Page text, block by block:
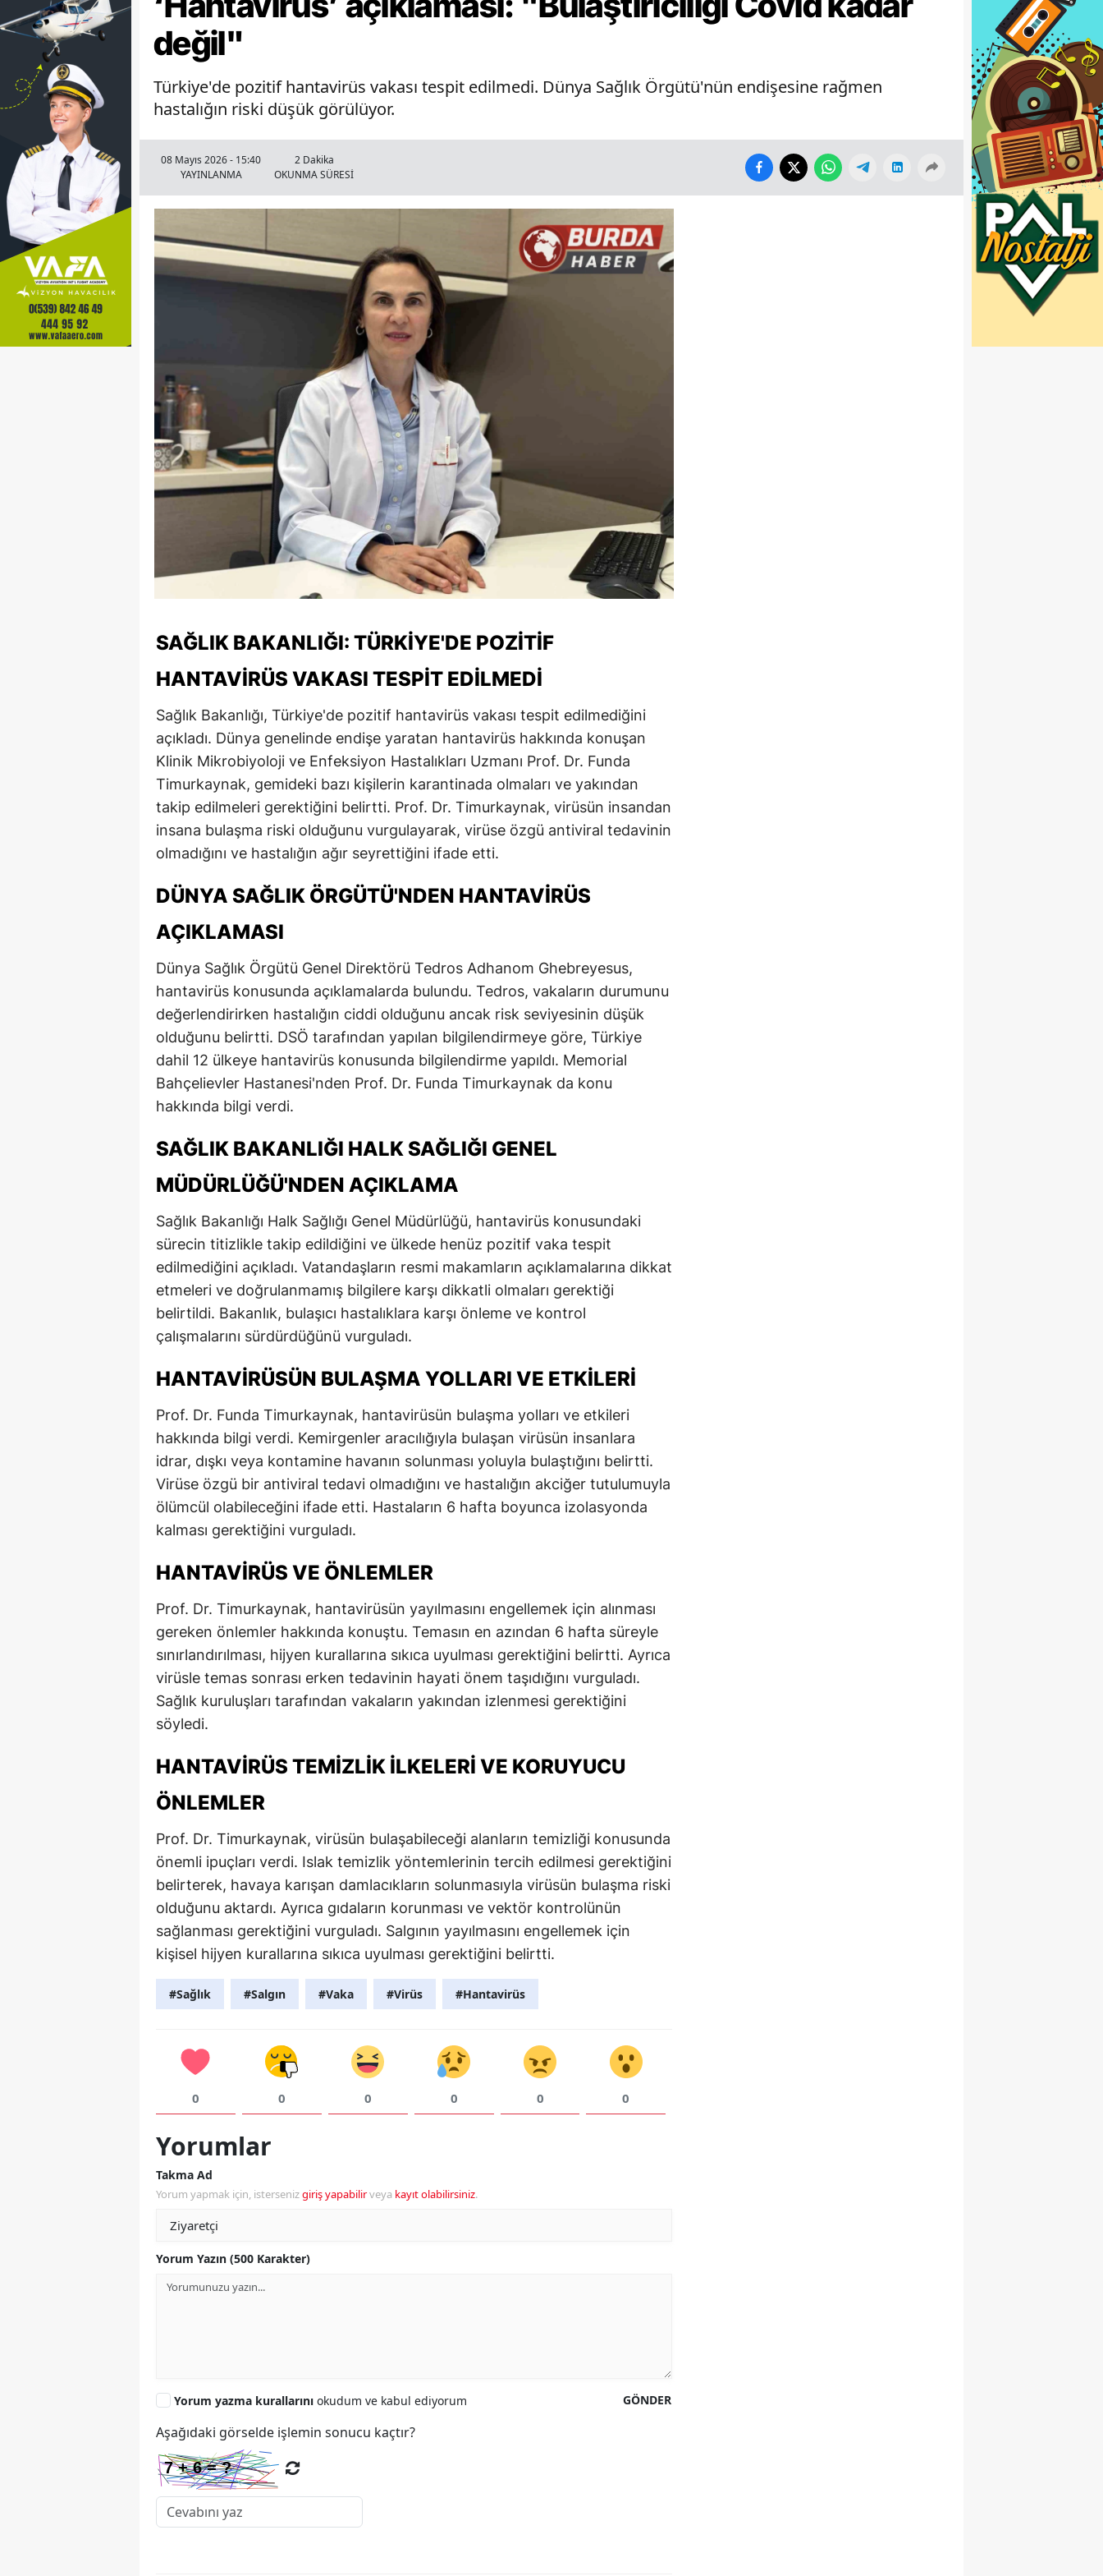
değil"
Türkiye'de pozitif hantavirüs vakası tespit edilmedi. Dünya Sağlık Örgütü'nün endişesine rağmen
hastalığın riski düşük görülüyor.
08 Mayıs 2026 - 15:40
YAYINLANMA
2 Dakika
OKUNMA SÜRESİ
SAĞLIK BAKANLIĞI: TÜRKIYE'DE POZITIF
HANTAVIRÜS VAKASI TESPIT EDILMEDI
Sağlık Bakanlığı, Türkiye'de pozitif hantavirüs vakası tespit edilmediğini
açıkladı. Dünya genelinde endişe yaratan hantavirüs hakkında konuşan
Klinik Mikrobiyoloji ve Enfeksiyon Hastalıkları Uzmanı Prof. Dr. Funda
Timurkaynak, gemideki bazı kişilerin karantinada olmaları ve yakından
takip edilmeleri gerektiğini belirtti. Prof. Dr. Timurkaynak, virüsün insandan
insana bulaşma riski olduğunu vurgulayarak, virüse özgü antiviral tedavinin
olmadığını ve hastalığın ağır seyrettiğini ifade etti.
DÜNYA SAĞLIK ÖRGÜTÜ'NDEN HANTAVIRÜS
AÇIKLAMASI
Dünya Sağlık Örgütü Genel Direktörü Tedros Adhanom Ghebreyesus,
hantavirüs konusunda açıklamalarda bulundu. Tedros, vakaların durumunu
değerlendirirken hastalığın ciddi olduğunu ancak risk seviyesinin düşük
olduğunu belirtti. DSÖ tarafından yapılan bilgilendirmeye göre, Türkiye
dahil 12 ülkeye hantavirüs konusunda bilgilendirme yapıldı. Memorial
Bahçelievler Hastanesi'nden Prof. Dr. Funda Timurkaynak da konu
hakkında bilgi verdi.
SAĞLIK BAKANLIĞI HALK SAĞLIĞI GENEL
MÜDÜRLÜĞÜ'NDEN AÇIKLAMA
Sağlık Bakanlığı Halk Sağlığı Genel Müdürlüğü, hantavirüs konusundaki
sürecin titizlikle takip edildiğini ve ülkede henüz pozitif vaka tespit
edilmediğini açıkladı. Vatandaşların resmi makamların açıklamalarına dikkat
etmeleri ve doğrulanmamış bilgilere karşı dikkatli olmaları gerektiği
belirtildi. Bakanlık, bulaşıcı hastalıklara karşı önleme ve kontrol
çalışmalarını sürdürdüğünü vurguladı.
HANTAVIRÜSÜN BULAŞMA YOLLARI VE ETKILERI
Prof. Dr. Funda Timurkaynak, hantavirüsün bulaşma yolları ve etkileri
hakkında bilgi verdi. Kemirgenler aracılığıyla bulaşan virüsün insanlara
idrar, dışkı veya kontamine havanın solunması yoluyla bulaştığını belirtti.
Virüse özgü bir antiviral tedavi olmadığını ve hastalığın akciğer tutulumuyla
ölümcül olabileceğini ifade etti. Hastaların 6 hafta boyunca izolasyonda
kalması gerektiğini vurguladı.
HANTAVIRÜS VE ÖNLEMLER
Prof. Dr. Timurkaynak, hantavirüsün yayılmasını engellemek için alınması
gereken önlemler hakkında konuştu. Temasın en azından 6 hafta süreyle
sınırlandırılması, hijyen kurallarına sıkıca uyulması gerektiğini belirtti. Ayrıca
virüsle temas sonrası erken tedavinin hayati önem taşıdığını vurguladı.
Sağlık kuruluşları tarafından vakaların yakından izlenmesi gerektiğini
söyledi.
HANTAVIRÜS TEMIZLIK İLKELERI VE KORUYUCU
ÖNLEMLER
Prof. Dr. Timurkaynak, virüsün bulaşabileceği alanların temizliği konusunda
önemli ipuçları verdi. Islak temizlik yöntemlerinin tercih edilmesi gerektiğini
belirterek, havaya karışan damlacıkların solunmasıyla virüsün bulaşma riski
olduğunu aktardı. Ayrıca gıdaların korunması ve vektör kontrolünün
sağlanması gerektiğini vurguladı. Salgının yayılmasını engellemek için
kişisel hijyen kurallarına sıkıca uyulması gerektiğini belirtti.
#Sağlık #Salgın #Vaka #Virüs #Hantavirüs
0 0 0 0 0 0
Yorumlar
Takma Ad
Yorum yapmak için, istersenizgiriş yapabilirveya kayıt olabilirsiniz.
Yorum Yazın (500 Karakter)
GÖNDER
Yorum yazma kurallarını okudum ve kabul ediyorum
Aşağıdaki görselde işlemin sonucu kaçtır?